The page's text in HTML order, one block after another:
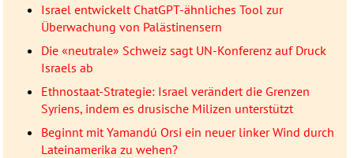
Israel entwickelt ChatGPT-ähnliches Tool zur
Überwachung von Palästinensern
Die «neutrale» Schweiz sagt UN-Konferenz auf Druck
Israels ab
Ethnostaat-Strategie: Israel verändert die Grenzen
Syriens, indem es drusische Milizen unterstützt
Beginnt mit Yamandú Orsi ein neuer linker Wind durch
Lateinamerika zu wehen?